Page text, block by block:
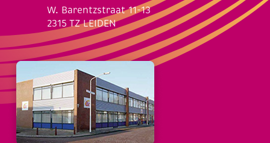
W. Barentzstraat 11-13
2315 TZ LEIDEN